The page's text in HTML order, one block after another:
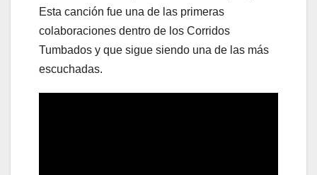
Esta canción fue una de las primeras
colaboraciones dentro de los Corridos
Tumbados y que sigue siendo una de las más
escuchadas.